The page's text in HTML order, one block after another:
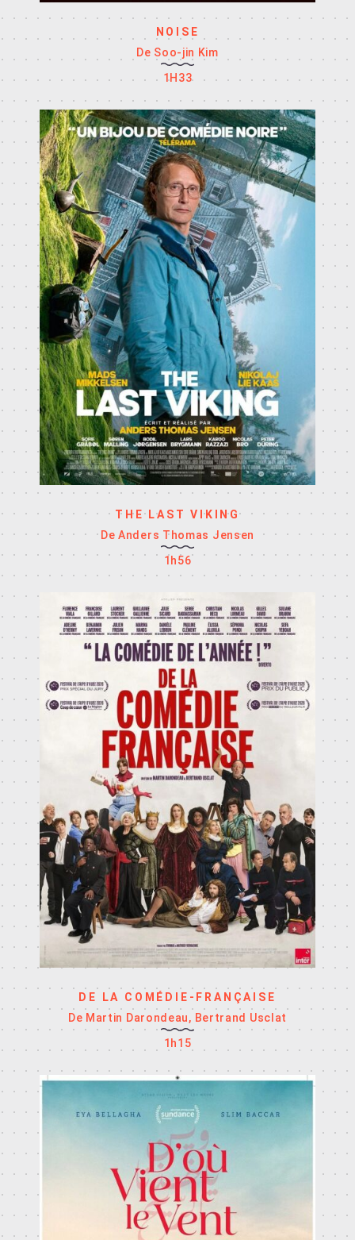
NOISE
De Soo-jin Kim
1H33
THE LAST VIKING
De Anders Thomas Jensen
1h56
DE LA COMÉDIE-FRANÇAISE
De Martin Darondeau, Bertrand Usclat
1h15